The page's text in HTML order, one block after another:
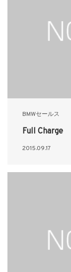
BMWセールス
Full Charge
2015.09.17